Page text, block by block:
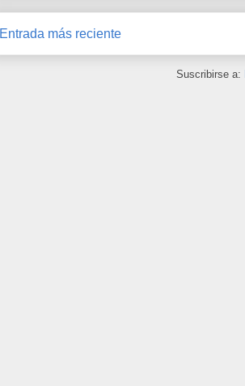
Entrada más reciente
Suscribirse a: